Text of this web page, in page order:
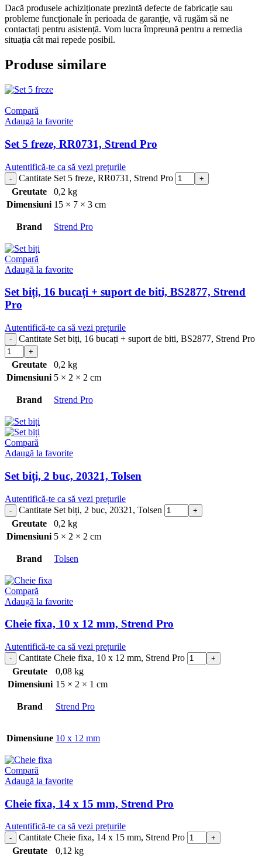
Dacă produsele achiziționate prezintă defecte de fabricație sau
probleme funcționale în perioada de garanție, vă rugăm să ne
contactați pentru asistență. Vom lucra împreună pentru a remedia
situația cât mai repede posibil.
Produse similare
Compară
Adaugă la favorite
Set 5 freze, RR0731, Strend Pro
Autentifică-te ca să vezi prețurile
Cantitate Set 5 freze, RR0731, Strend Pro
Greutate
0,2 kg
Dimensiuni 15 × 7 × 3 cm
Brand Strend Pro
Compară
Adaugă la favorite
Set biți, 16 bucați + suport de biti, BS2877, Strend
Pro
Autentifică-te ca să vezi prețurile
Cantitate Set biți, 16 bucați + suport de biti, BS2877, Strend Pro
Greutate
0,2 kg
Dimensiuni 5 × 2 × 2 cm
Brand Strend Pro
Compară
Adaugă la favorite
Set biți, 2 buc, 20321, Tolsen
Autentifică-te ca să vezi prețurile
Cantitate Set biți, 2 buc, 20321, Tolsen
Greutate
0,2 kg
Dimensiuni 5 × 2 × 2 cm
Brand Tolsen
Compară
Adaugă la favorite
Cheie fixa, 10 x 12 mm, Strend Pro
Autentifică-te ca să vezi prețurile
Cantitate Cheie fixa, 10 x 12 mm, Strend Pro
Greutate
0,08 kg
Dimensiuni 15 × 2 × 1 cm
Brand Strend Pro
Dimensiune 10 x 12 mm
Compară
Adaugă la favorite
Cheie fixa, 14 x 15 mm, Strend Pro
Autentifică-te ca să vezi prețurile
Cantitate Cheie fixa, 14 x 15 mm, Strend Pro
Greutate
0,12 kg